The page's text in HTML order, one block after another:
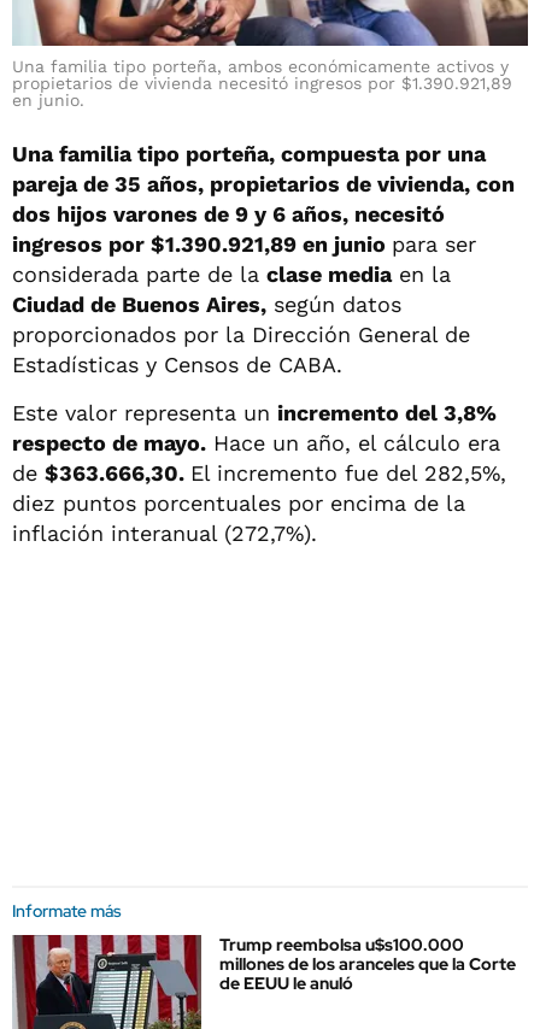
Una familia tipo porteña, ambos económicamente activos y
propietarios de vivienda necesitó ingresos por $1.390.921,89
en junio.
Una familia tipo porteña, compuesta por una
pareja de 35 años, propietarios de vivienda, con
dos hijos varones de 9 y 6 años, necesitó
ingresos por $1.390.921,89 en junio para ser
considerada parte de la clase mediaen la
Ciudad de Buenos Aires, según datos
proporcionados por la Dirección General de
Estadísticas y Censos de CABA.
Este valor representa un incremento del 3,8%
respecto de mayo. Hace un año, el cálculo era
de $363.666,30. El incremento fue del 282,5%,
diez puntos porcentuales por encima de la
inflación interanual (272,7%).
Informate más
Trump reembolsa u$s100.000
millones de los aranceles que la Corte
de EEUU le anuló